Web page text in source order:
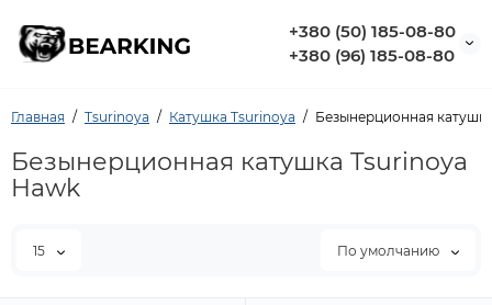
+380 (50) 185-08-80
+380 (96) 185-08-80
Главная Tsurinoya Катушка Tsurinoya Безынерционная
Безынерционная катушка Tsurinoya
Hawk
15 По умолчанию